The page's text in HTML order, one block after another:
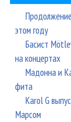
этом году
Басист
на концертах
Мадонна и
фита
Karol G
Марсом